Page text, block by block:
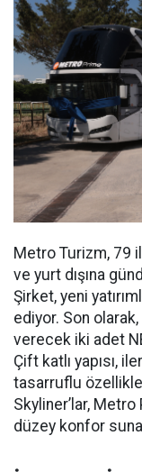
Metro Turizm, 79
ve yurt dışına
Şirket, yeni
ediyor. Son
verecek iki adet
Çift katlı yapısı,
tasarruflu
Skyliner’lar,
düzey konfor